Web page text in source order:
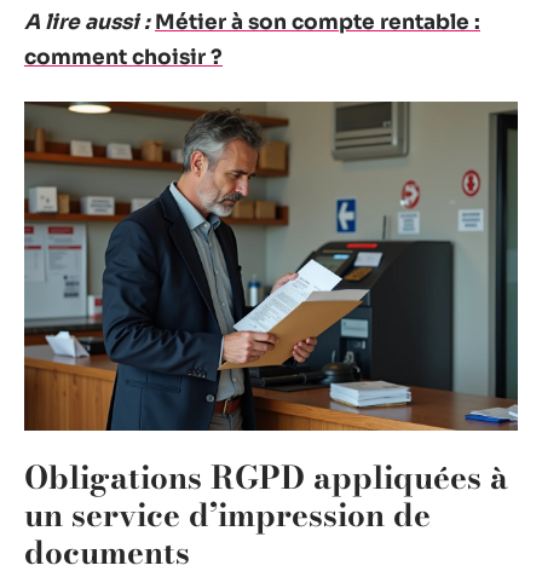
A lire aussi : Métier à son compte rentable :
comment choisir ?
Obligations RGPD appliquées à
un service d’impression de
documents